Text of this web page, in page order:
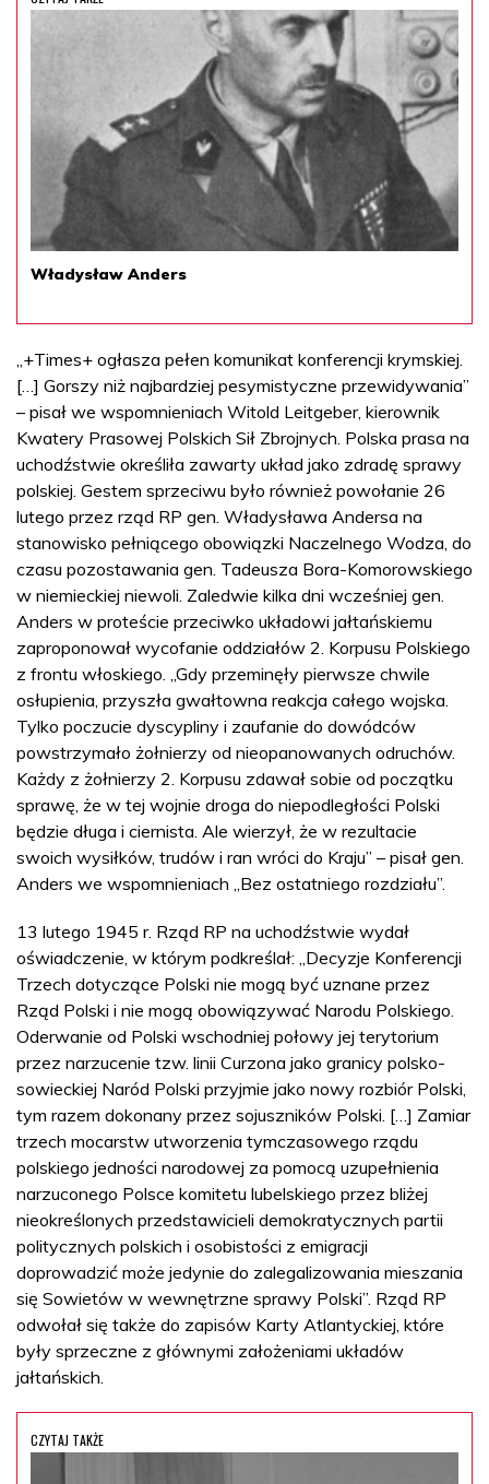
Władysław Anders
„+Times+ ogłasza pełen komunikat konferencji krymskiej.
[…] Gorszy niż najbardziej pesymistyczne przewidywania”
– pisał we wspomnieniach Witold Leitgeber, kierownik
Kwatery Prasowej Polskich Sił Zbrojnych. Polska prasa na
uchodźstwie określiła zawarty układ jako zdradę sprawy
polskiej. Gestem sprzeciwu było również powołanie 26
lutego przez rząd RP gen. Władysława Andersa na
stanowisko pełniącego obowiązki Naczelnego Wodza, do
czasu pozostawania gen. Tadeusza Bora-Komorowskiego
w niemieckiej niewoli. Zaledwie kilka dni wcześniej gen.
Anders w proteście przeciwko układowi jałtańskiemu
zaproponował wycofanie oddziałów 2. Korpusu Polskiego
z frontu włoskiego. „Gdy przeminęły pierwsze chwile
osłupienia, przyszła gwałtowna reakcja całego wojska.
Tylko poczucie dyscypliny i zaufanie do dowódców
powstrzymało żołnierzy od nieopanowanych odruchów.
Każdy z żołnierzy 2. Korpusu zdawał sobie od początku
sprawę, że w tej wojnie droga do niepodległości Polski
będzie długa i ciernista. Ale wierzył, że w rezultacie
swoich wysiłków, trudów i ran wróci do Kraju” – pisał gen.
Anders we wspomnieniach „Bez ostatniego rozdziału”.
13 lutego 1945 r. Rząd RP na uchodźstwie wydał
oświadczenie, w którym podkreślał: „Decyzje Konferencji
Trzech dotyczące Polski nie mogą być uznane przez
Rząd Polski i nie mogą obowiązywać Narodu Polskiego.
Oderwanie od Polski wschodniej połowy jej terytorium
przez narzucenie tzw. linii Curzona jako granicy polsko-
sowieckiej Naród Polski przyjmie jako nowy rozbiór Polski,
tym razem dokonany przez sojuszników Polski. […] Zamiar
trzech mocarstw utworzenia tymczasowego rządu
polskiego jedności narodowej za pomocą uzupełnienia
narzuconego Polsce komitetu lubelskiego przez bliżej
nieokreślonych przedstawicieli demokratycznych partii
politycznych polskich i osobistości z emigracji
doprowadzić może jedynie do zalegalizowania mieszania
się Sowietów w wewnętrzne sprawy Polski”. Rząd RP
odwołał się także do zapisów Karty Atlantyckiej, które
były sprzeczne z głównymi założeniami układów
jałtańskich.
CZYTAJ TAKŻE